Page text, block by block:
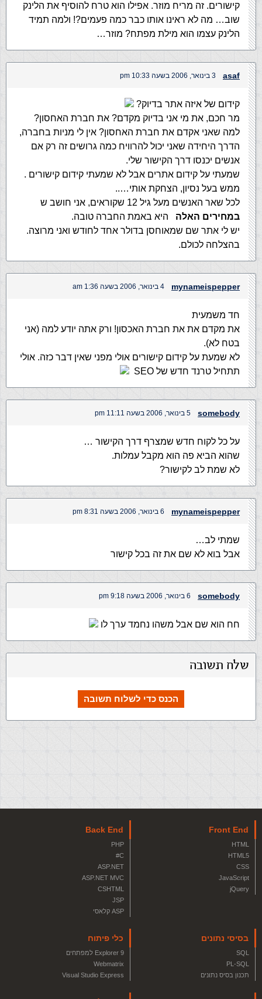
קישורים. זה מריח מוזר. אפילו הוא טרח להוסיף את הלינק
שוב… מה לא ראינו אותו כבר כמה פעמים?! ולמה תמיד
הלינק עצמו הוא מילת מפתח? מוזר…
asaf 3 בינואר, 2006 בשעה 10:33 pm
קידום של איזה אתר בדיוק?
מר חכם, את מי אני בדיוק מקדם? את חברת האחסון?
למה שאני אקדם את חברת האחסון? אין לי מניות בחברה,
הדרך היחידה שאני יכול להרוויח כמה גרושים זה רק אם
אנשים יכנסו דרך הקישור שלי.
שמעתי על קידום אתרים אבל לא שמעתי קידום קישורים .
ממש בעל נסיון, הצחקת אותי…..
לכל שאר האנשים מעל גיל 12 שקוראים, אני חושב ש
במחירים האלה
היא באמת החברה טובה.
יש לי אתר שם שמאוחסן בדולר אחד לחודש ואני מרוצה.
בהצלחה לכולם.
mynameispepper 4 בינואר, 2006 בשעה 1:36 am
חד משמעית
את מקדם את את חברת האכסון! ורק אתה יודע למה (אני
בטח לא).
לא שמעת על קידום קישורים אולי מפני שאין דבר כזה. אולי
תתחיל טרנד חדש של SEO
somebody 5 בינואר, 2006 בשעה 11:11 pm
על כל לקוח חדש שמצרף דרך הקישור …
שהוא הביא פה הוא מקבל עמלות.
לא שמת לב לקישור?
mynameispepper 6 בינואר, 2006 בשעה 8:31 pm
שמתי לב…
אבל בוא לא שם את זה בכל קישור
somebody 6 בינואר, 2006 בשעה 9:18 pm
חח הוא שם אבל משהו נחמד ערך לו
שלח תשובה
הכנס כדי לשלוח תשובה
Front End
HTML
HTML5
CSS
JavaScript
jQuery
Back End
PHP
C#
ASP.NET
ASP.NET MVC
CSHTML
JSP
ASP קלאסי
בסיסי נתונים
SQL
PL-SQL
תכנון בסיס נתונים
כלי פיתוח
Explorer 9 למפתחים
Webmatrix
Visual Studio Express